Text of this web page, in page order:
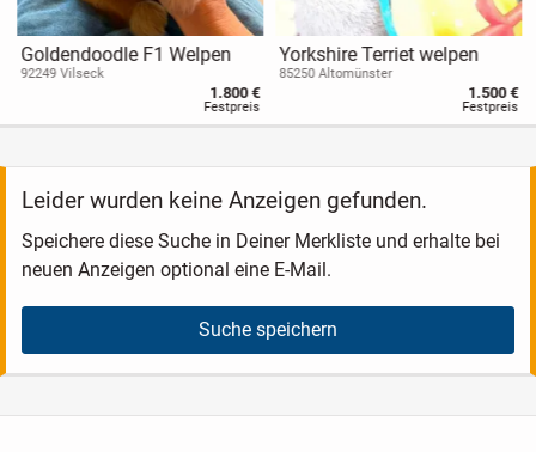
Goldendoodle F1 Welpen
92249 Vilseck
1.800 €
Festpreis
Yorkshire Terriet welpen
85250 Altomünster
1.500 €
Festpreis
Leider wurden keine Anzeigen gefunden.
Speichere diese Suche in Deiner Merkliste und erhalte bei
neuen Anzeigen optional eine E-Mail.
Suche speichern